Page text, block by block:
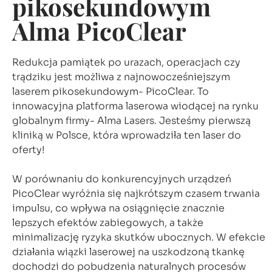
pikosekundowym
Alma PicoClear
Redukcja pamiątek po urazach, operacjach czy
trądziku jest możliwa z najnowocześniejszym
laserem pikosekundowym- PicoClear. To
innowacyjna platforma laserowa wiodącej na rynku
globalnym firmy- Alma Lasers. Jesteśmy pierwszą
kliniką w Polsce, która wprowadziła ten laser do
oferty!
W porównaniu do konkurencyjnych urządzeń
PicoClear wyróżnia się najkrótszym czasem trwania
impulsu, co wpływa na osiągnięcie znacznie
lepszych efektów zabiegowych, a także
minimalizację ryzyka skutków ubocznych. W efekcie
działania wiązki laserowej na uszkodzoną tkankę
dochodzi do pobudzenia naturalnych procesów